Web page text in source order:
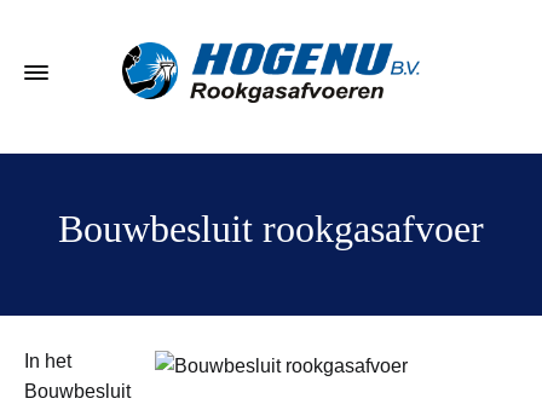
Bouwbesluit rookgasafvoer
In het
Bouwbesluit